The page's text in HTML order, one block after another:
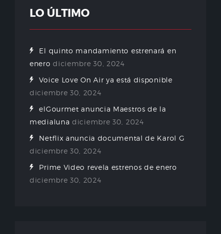
LO ÚLTIMO
El quinto mandamiento estrenará en
enero diciembre 30, 2024
Voice Love On Air ya está disponible
diciembre 30, 2024
elGourmet anuncia Maestros de la
medialuna diciembre 30, 2024
Netflix anuncia documental de Karol G
diciembre 30, 2024
Prime Video revela estrenos de enero
diciembre 30, 2024